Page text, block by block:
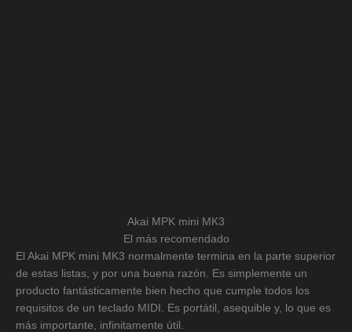
Akai MPK mini MK3
El más recomendado
El Akai MPK mini MK3 normalmente termina en la parte superior
de estas listas, y por una buena razón. Es simplemente un
producto fantásticamente bien hecho que cumple todos los
requisitos de un teclado MIDI. Es portátil, asequible y, lo que es
más importante, infinitamente útil.